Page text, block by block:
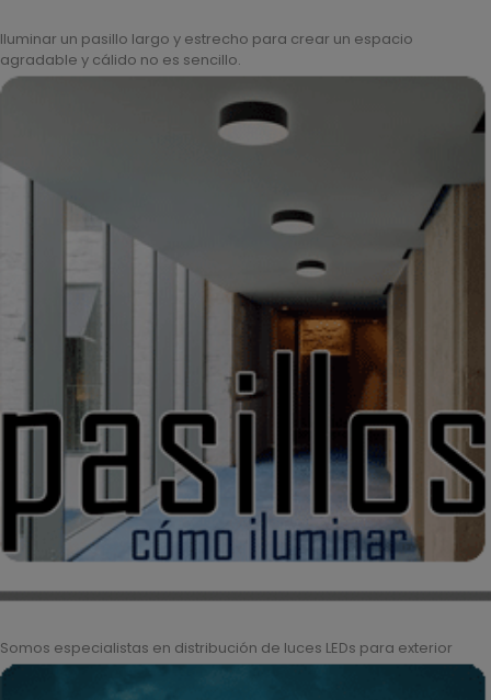
Iluminar un pasillo largo y estrecho para crear un espacio
agradable y cálido no es sencillo.
Somos especialistas en distribución de luces LEDs para exterior